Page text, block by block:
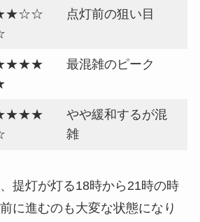
点灯前の狙い目
最混雑のピーク
やや緩和するが混
雑
提灯が灯る18時から21時の時
に進むのも大変な状態になり